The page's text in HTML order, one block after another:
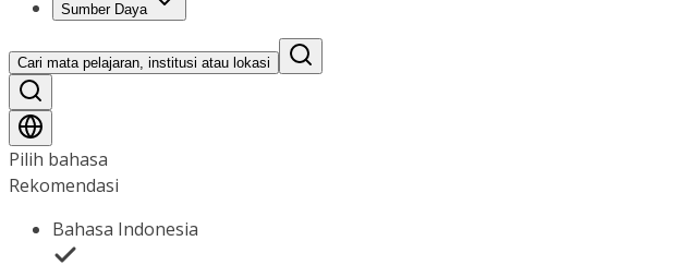
Sumber Daya
Cari mata pelajaran, institusi atau lokasi
Pilih bahasa
Rekomendasi
Bahasa Indonesia